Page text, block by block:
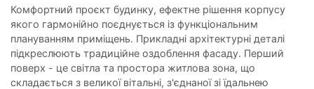
Комфортний проєкт будинку, ефектне рішення корпусу
якого гармонійно поєднується із функціональним
плануванням приміщень. Прикладні архітектурні деталі
підкреслюють традиційне оздоблення фасаду. Перший
поверх - це світла та простора житлова зона, що
складається з великої вітальні, з'єднаної зі їдальнею